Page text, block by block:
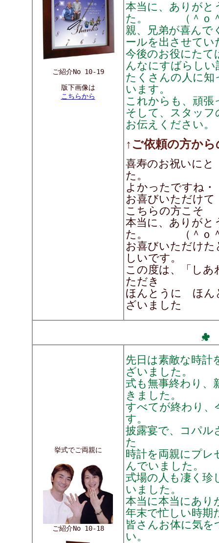
ご紹介No 10-19
版下画像は
こちらから
本当に、ありがと
た。 （＾ｏ
親、兄弟が喜んで
ールを出させて
今後のお役にたて
んなにすばらし
たくさんの人に
います。
これからも、頑張
そして、スタッ
お伝えください。
↑ご依頼の方か
喜寿のお祝いに
た。
よかったですね・
お喜びいただけて
こちらの方こそ
本当に、ありがと
た。 （＾ｏ
お喜びいただけた
しいです。
この度は、「しあ
ただき
ほんとうに ほん
ざいました
挙式でご両親に
ご紹介No 10-18
先日は素敵な時計
ざいました。
式も無事終わり、
きました。
すべてが終わり
す。
披露宴で、コパル
た
時計を両親にプレ
んでいました。
式場の人も凄く珍
いました。
本当に本当にあり
年末で忙しい時期
皆さんお体に気
い。